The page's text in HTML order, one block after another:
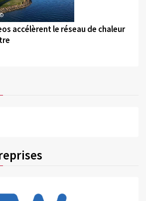
accélèrent le réseau de chaleur